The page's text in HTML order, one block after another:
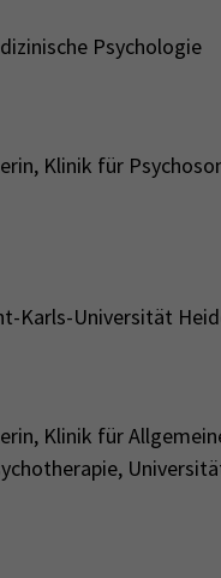
Psychologie
Klinik für
Karls-Universität
Klinik für